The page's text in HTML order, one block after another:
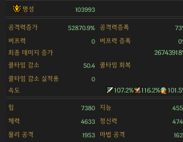
명성 103993
공격력증가 52870.9% 공격력증폭
버프력 0 버프력 증폭
최종 데미지 증가
쿨타임 감소
50.4 쿨타임 회복
쿨타임 감소 실적용 0
속도 107.2% 116.2%
힘 7380 지능
체력 4633 정신력
물리 공격 1953 마법 공격